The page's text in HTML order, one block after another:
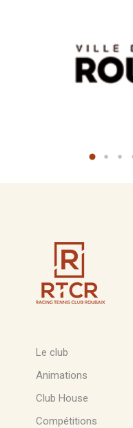
Le club
Animations
Club House
Compétitions